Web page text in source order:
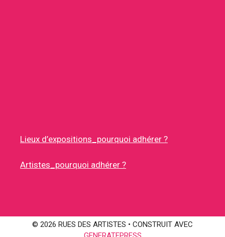
Lieux d’expositions_pourquoi adhérer ?
Artistes_pourquoi adhérer ?
© 2026 RUES DES ARTISTES • CONSTRUIT AVEC